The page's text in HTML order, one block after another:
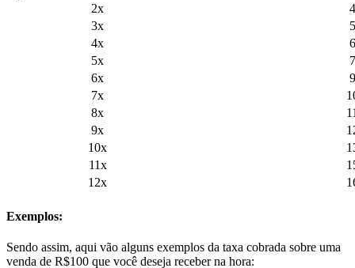
2x
3x
4x
5x
6x
7x
8x
9x
10x
11x
12x
Exemplos:
Sendo assim, aqui vão alguns exemplos da taxa cobrada sobre uma
venda de R$100 que você deseja receber na hora: